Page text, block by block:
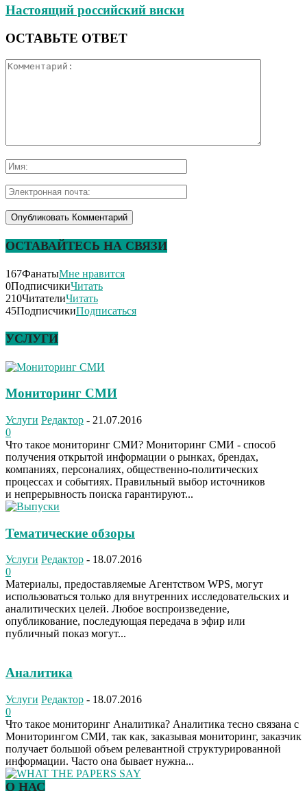
Настоящий российский виски
ОСТАВЬТЕ ОТВЕТ
ОСТАВАЙТЕСЬ НА СВЯЗИ
167ФанатыМне нравится
0ПодписчикиЧитать
210ЧитателиЧитать
45ПодписчикиПодписаться
УСЛУГИ
Мониторинг СМИ
Услуги Редактор - 21.07.2016
0
Что такое мониторинг СМИ? Мониторинг СМИ - способ
получения открытой информации о рынках, брендах,
компаниях, персоналиях, общественно-политических
процессах и событиях. Правильный выбор источников
и непрерывность поиска гарантируют...
Тематические обзоры
Услуги Редактор - 18.07.2016
0
Материалы, предоставляемые Агентством WPS, могут
использоваться только для внутренних исследовательских и
аналитических целей. Любое воспроизведение,
опубликование, последующая передача в эфир или
публичный показ могут...
Аналитика
Услуги Редактор - 18.07.2016
0
Что такое мониторинг Аналитика? Аналитика тесно связана с
Мониторингом СМИ, так как, заказывая мониторинг, заказчик
получает большой объем релевантной структурированной
информации. Часто она бывает нужна...
О НАС